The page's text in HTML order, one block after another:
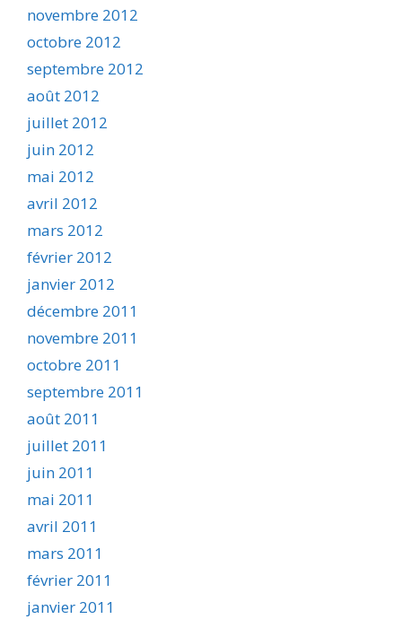
novembre 2012
octobre 2012
septembre 2012
août 2012
juillet 2012
juin 2012
mai 2012
avril 2012
mars 2012
février 2012
janvier 2012
décembre 2011
novembre 2011
octobre 2011
septembre 2011
août 2011
juillet 2011
juin 2011
mai 2011
avril 2011
mars 2011
février 2011
janvier 2011